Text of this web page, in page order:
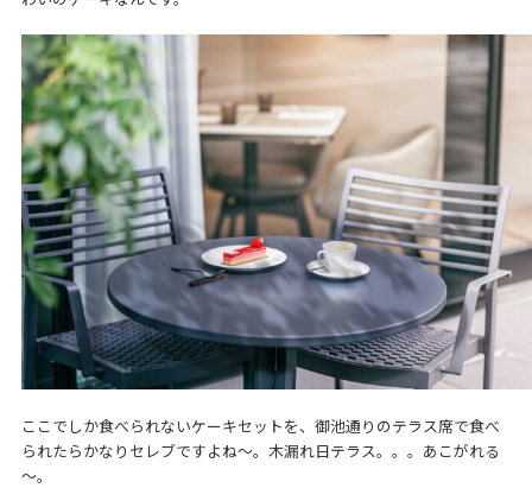
ここでしか食べられないケーキセットを、御池通りのテラス席で食べ
られたらかなりセレブですよね～。木漏れ日テラス。。。あこがれる
～。